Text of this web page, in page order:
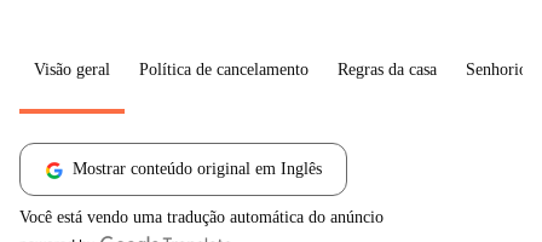
Visão geral Política de cancelamento Regras da casa Senhorio
Mostrar conteúdo original em Inglês
Você está vendo uma tradução automática do anúncio